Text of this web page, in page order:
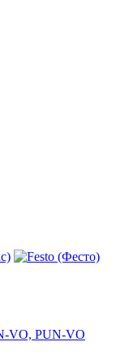
VO, PUN-VO